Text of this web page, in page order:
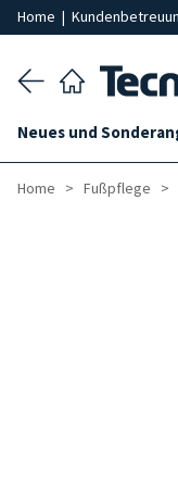
Home |
Neues und
Home Fußpflege